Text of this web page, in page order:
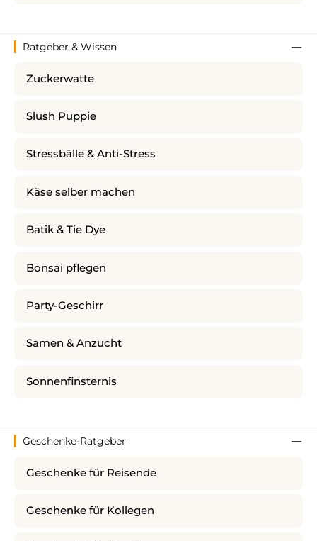
Ratgeber & Wissen
Zuckerwatte
Slush Puppie
Stressbälle & Anti-Stress
Käse selber machen
Batik & Tie Dye
Bonsai pflegen
Party-Geschirr
Samen & Anzucht
Sonnenfinsternis
Geschenke-Ratgeber
Geschenke für Reisende
Geschenke für Kollegen